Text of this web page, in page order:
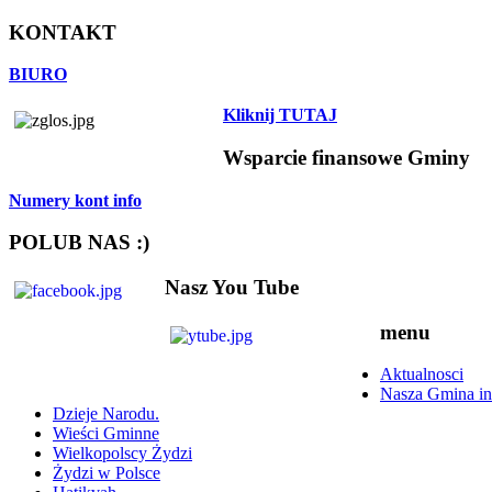
KONTAKT
BIURO
Kliknij TUTAJ
Wsparcie finansowe Gminy
Numery kont info
POLUB NAS :)
Nasz You Tube
menu
Aktualnosci
Nasza Gmina
Dzieje Narodu.
Wieści Gminne
Wielkopolscy Żydzi
Żydzi w Polsce